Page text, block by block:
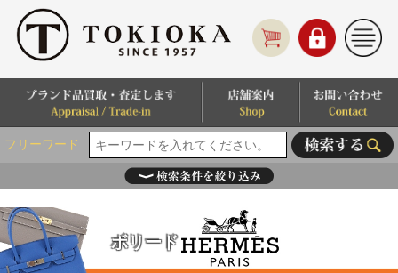
フリーワード
ボリード